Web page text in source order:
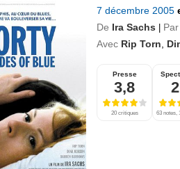
7 décembre 2005
De Ira Sachs | Par
Avec Rip Torn
Presse
3,8
20 critiques 63 notes,